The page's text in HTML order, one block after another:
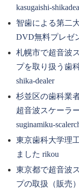
kasugaishi-
智歯による第二
DVD無料プレゼ
札幌市で超音波
プを取り扱う歯
shika-dealer
杉並区の歯科業
超音波スケーラ
suginamiku-
東京歯科大学理
ました rikou
東京都で超音波
プの取扱（販売